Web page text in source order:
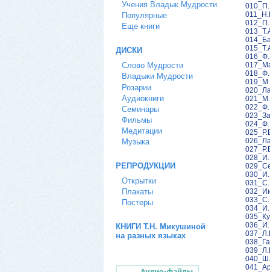
Учения Владык Мудрости
Популярные
Еще книги
ДИСКИ
Слово Мудрости
Владыки Мудрости
Розарии
Аудиокниги
Семинары
Фильмы
Медитации
Музыка
РЕПРОДУКЦИИ
Открытки
Плакаты
Постеры
КНИГИ Т.Н. Микушиной
на разных языках